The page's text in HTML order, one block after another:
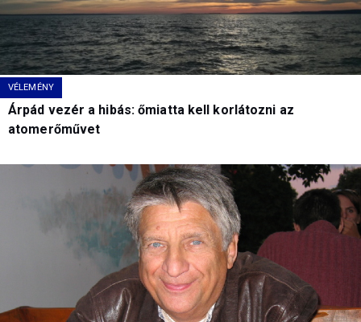
VÉLEMÉNY
Árpád vezér a hibás: őmiatta kell korlátozni az
atomerőművet